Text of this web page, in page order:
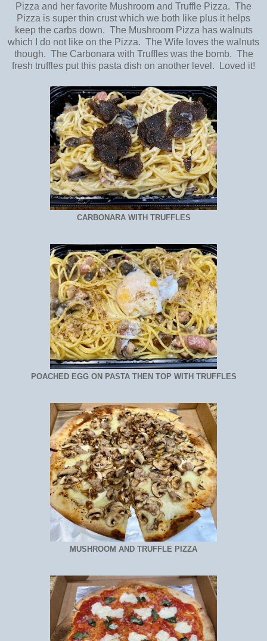
Pizza and her favorite Mushroom and Truffle Pizza. The
Pizza is super thin crust which we both like plus it helps
keep the carbs down. The Mushroom Pizza has walnuts
which I do not like on the Pizza. The Wife loves the walnuts
though. The Carbonara with Truffles was the bomb. The
fresh truffles put this pasta dish on another level. Loved it!
CARBONARA WITH TRUFFLES
POACHED EGG ON PASTA THEN TOP WITH TRUFFLES
MUSHROOM AND TRUFFLE PIZZA